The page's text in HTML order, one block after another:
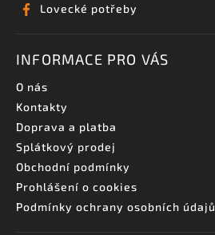
Lovecké potřeby
INFORMACE PRO VÁS
O nás
Kontakty
Doprava a platba
Splátkový prodej
Obchodní podmínky
Prohlášení o cookies
Podmínky ochrany osobních údajů